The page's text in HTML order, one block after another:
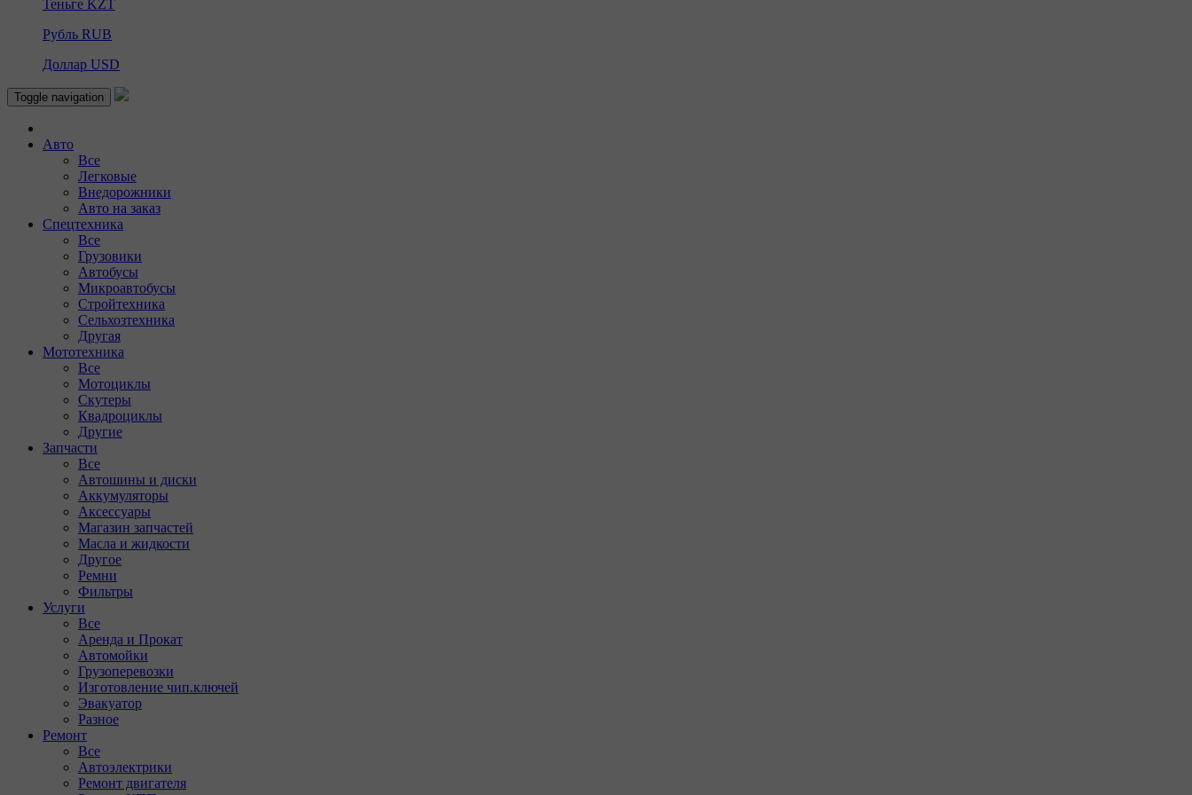
Теньге KZT
Рубль RUB
Доллар USD
Toggle navigation
Авто
Все
Легковые
Внедорожники
Авто на заказ
Спецтехника
Все
Грузовики
Автобусы
Микроавтобусы
Стройтехника
Сельхозтехника
Другая
Мототехника
Все
Мотоциклы
Скутеры
Квадроциклы
Другие
Запчасти
Все
Автошины и диски
Аккумуляторы
Аксессуары
Магазин запчастей
Масла и жидкости
Другое
Ремни
Фильтры
Услуги
Все
Аренда и Прокат
Автомойки
Грузоперевозки
Изготовление чип.ключей
Эвакуатор
Разное
Ремонт
Все
Автоэлектрики
Ремонт двигателя